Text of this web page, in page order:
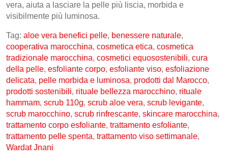
Creme corpo
Argilla e Fanghi
Igiene orale
Oli Essenziali
Henné
Accessori
Idrolati e Acque aromatiche
Make up
vera, aiuta a lasciare la pelle più liscia, morbida e
visibilmente più luminosa.
Tag: aloe vera benefici pelle, benessere naturale,
cooperativa marocchina, cosmetica etica, cosmetica
tradizionale marocchina, cosmetici equosostenibili, cura
della pelle, esfoliante corpo, esfoliante viso, esfoliazione
delicata, pelle morbida e luminosa, prodotti dal Marocco,
prodotti sostenibili, rituale bellezza marocchino, rituale
hammam, scrub 110g, scrub aloe vera, scrub levigante,
scrub marocchino, scrub rinfrescante, skincare marocchina,
trattamento corpo esfoliante, trattamento esfoliante,
trattamento pelle spenta, trattamento viso settimanale,
Wardat Jnani